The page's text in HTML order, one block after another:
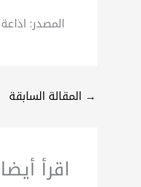
المصدر:
→ المقالة السابقة
اقرأ